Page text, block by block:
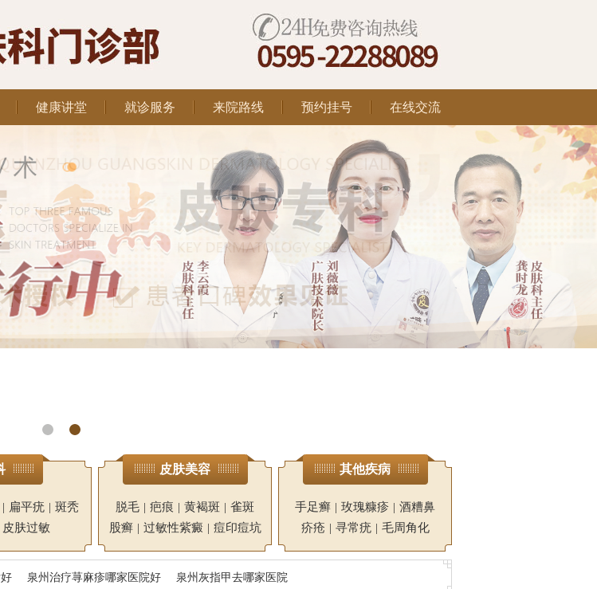
健康讲堂 就诊服务 来院路线 预约挂号 在线交流
| 扁平疣 | 斑秃
皮肤过敏
皮肤美容
脱毛 | 疤痕 | 黄褐斑 | 雀斑
股癣 | 过敏性紫癜 | 痘印痘坑
其他疾病
手足癣 | 玫瑰糠疹 | 酒糟鼻
疥疮 | 寻常疣 | 毛周角化
泉州治疗荨麻疹哪家医院好 泉州灰指甲去哪家医院